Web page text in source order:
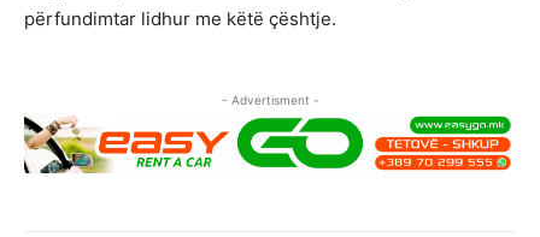
përfundimtar lidhur me këtë çështje.
- Advertisment -